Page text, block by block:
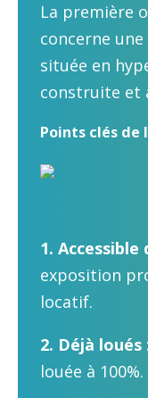
La première
concerne
située en
construite et
Points clés de
1. Accessible
exposition
locatif.
2. Déjà loués
louée à 100%.